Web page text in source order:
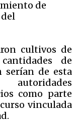
de
cultivos de
de
serían de esta
como parte
vinculada